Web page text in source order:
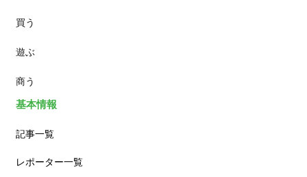
ランチ
カフェ
買う
遊ぶ
商う
基本情報
記事一覧
レポーター一覧